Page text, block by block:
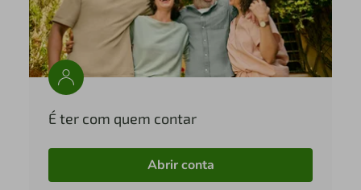
É ter com quem contar
Abrir conta